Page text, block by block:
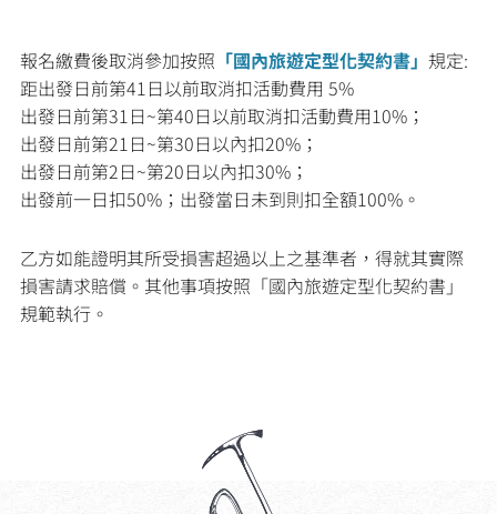
報名繳費後取消參加按照 「國內旅遊定型化契約書」 規定:
距出發日前第41日以前取消扣活動費用 5%
出發日前第31日~第40日以前取消扣活動費用10%；
出發日前第21日~第30日以內扣20%；
出發日前第2日~第20日以內扣30%；
出發前一日扣50%；出發當日未到則扣全額100%。
乙方如能證明其所受損害超過以上之基準者，得就其實際
損害請求賠償。其他事項按照「國內旅遊定型化契約書」
規範執行。